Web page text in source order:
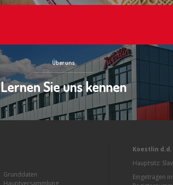
Über uns
Lernen Sie uns kennen
Grunddaten
Koestlin
Hauptsitz:
Eingetragen